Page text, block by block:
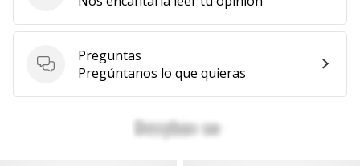
todos
los
artículos
Preguntas
Preguntas
Pregúntanos lo que quieras